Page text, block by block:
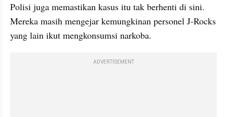
Polisi juga memastikan kasus itu tak berhenti di sini.
Mereka masih mengejar kemungkinan personel J-Rocks
yang lain ikut mengkonsumsi narkoba.
ADVERTISEMENT